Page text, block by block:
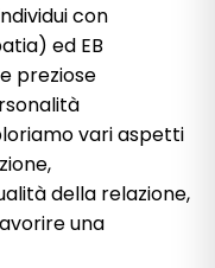
con
ed EB
preziose
vari aspetti
della relazione,
una